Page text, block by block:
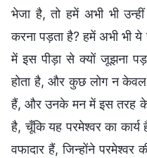
भेजा है, तो हमें अभी भी उन्हीं
करना पड़ता है? हमें अभी भी
में इस पीड़ा से क्यों जूझना
होता है, और कुछ लोग न केवल
हैं, और उनके मन में इस तरह के
है, चूँकि यह परमेश्वर का कार्य
वफादार हैं, जिन्होंने